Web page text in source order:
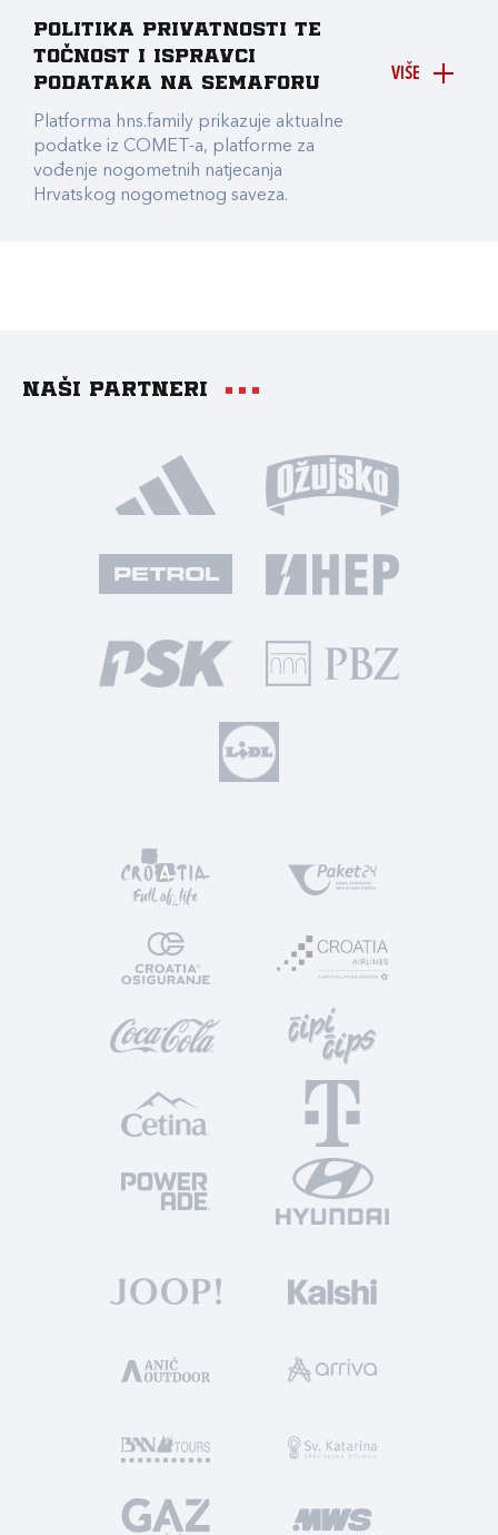
VIŠE
Politika privatnosti te
točnost i ispravci
podataka na Semaforu
Platforma hns.family prikazuje aktualne
podatke iz COMET-a, platforme za
vođenje nogometnih natjecanja
Hrvatskog nogometnog saveza.
Naši partneri